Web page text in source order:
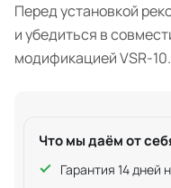
Перед установкой
и убедиться в
модификацией VSR-10.
Что мы даём от
Гарантия 14 дней